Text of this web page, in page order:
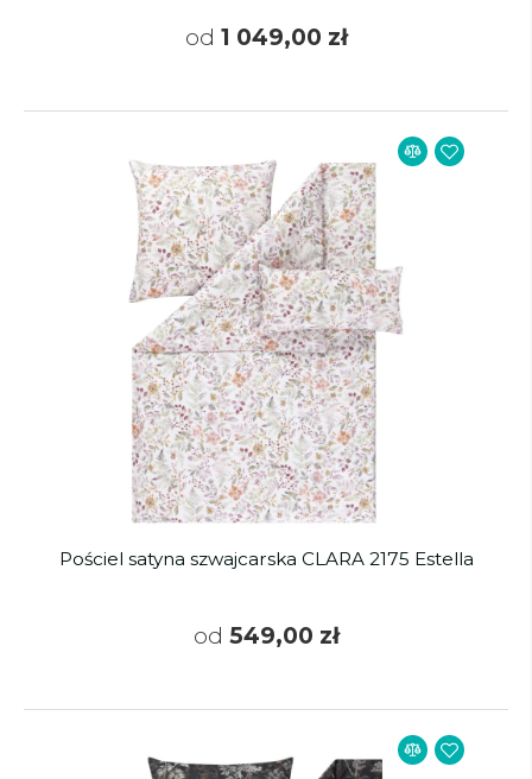
od 1 049,00 zł
Pościel satyna szwajcarska CLARA 2175 Estella
od 549,00 zł